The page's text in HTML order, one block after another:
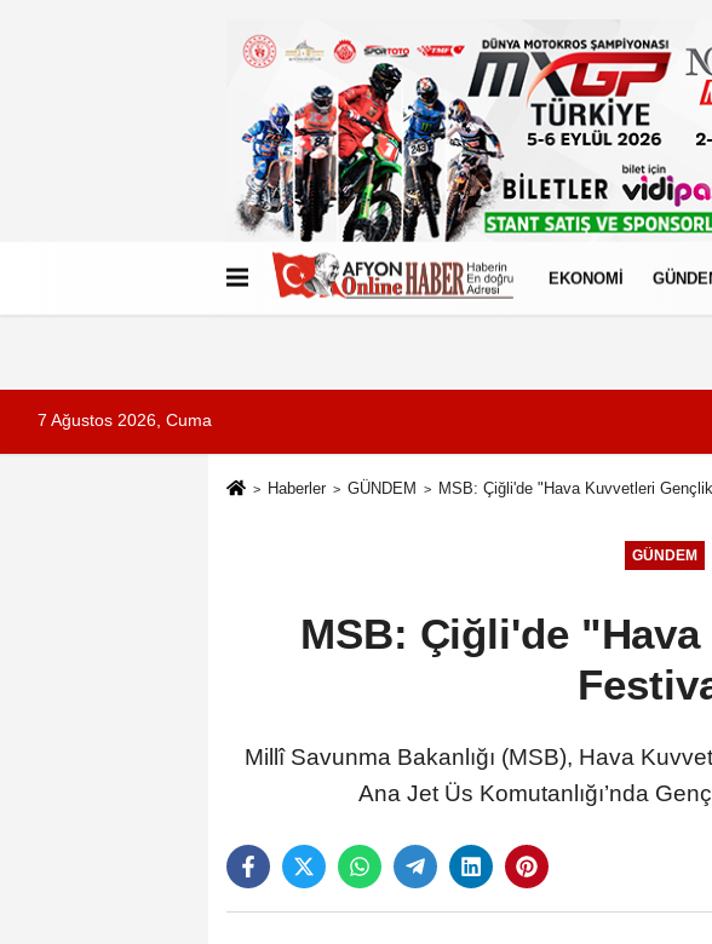
Künye İletişim Çerez Politikası
EKONOMİ
7 Ağustos 2026, Cuma
Haberler GÜNDEM MSB: Çiğli'de "Hava Kuvvetleri
GÜNDEM
MSB: Çiğli'de "Hava
Millî Savunma Bakanlığı (MSB), Hava
Ana Jet Üs Komutanlığı’nda